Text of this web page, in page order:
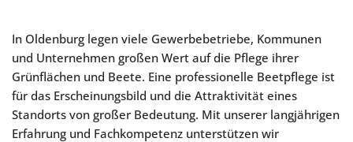
In Oldenburg legen viele Gewerbebetriebe, Kommunen
und Unternehmen großen Wert auf die Pflege ihrer
Grünflächen und Beete. Eine professionelle Beetpflege ist
für das Erscheinungsbild und die Attraktivität eines
Standorts von großer Bedeutung. Mit unserer langjährigen
Erfahrung und Fachkompetenz unterstützen wir